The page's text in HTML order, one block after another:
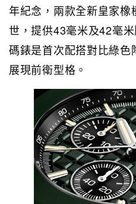
年紀念，兩款全新皇家
世，提供43毫米及42毫
碼錶是首次配搭對比綠色
展現前衛型格。